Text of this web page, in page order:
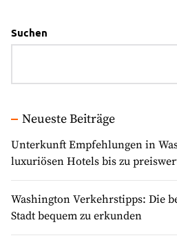
Suchen
Neueste Beiträge
Unterkunft Empfehlungen in
luxuriösen Hotels bis zu
Washington Verkehrstipps: Die
Stadt bequem zu erkunden